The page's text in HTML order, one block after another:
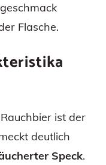
Flasche.
ist der
deutlich
Speck.